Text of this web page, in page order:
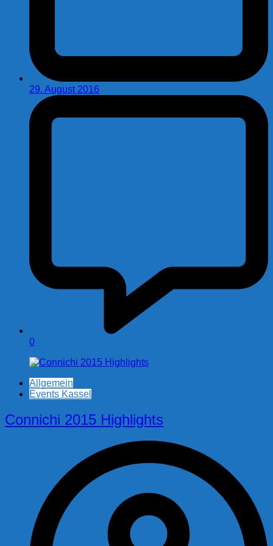
29. August 2016
0
Allgemein
Events Kassel
Connichi 2015 Highlights